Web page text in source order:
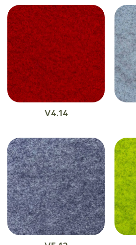
V4.14